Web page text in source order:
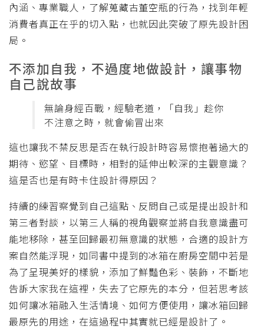
內涵、專業職人，了解蒐藏古董空瓶的行為，找到年輕
消費者真正在乎的切入點，也就因此突破了原先設計困
局。
不添加自我，不過度地做設計，讓事物
自己說故事
無論身經百戰，經驗老道，「自我」趁你
不注意之時，就會偷冒出來
這也讓我不禁反思是否在執行設計時容易懷抱著過大的
期待、慾望、目標時，相對的延伸出較深的主觀意識？
這是否也是有時卡住設計得原因？
持續的練習察覺到自己這點、反問自己或是提出設計和
第三者對談，以第三人稱的視角觀察並將自我意識盡可
能地移除，甚至回歸最初無意識的狀態，合適的設計方
案自然能浮現，如同書中提到的冰箱在廚房空間中若是
為了呈現美好的樣貌，添加了鮮豔色彩、裝飾，不斷地
告訴大家我在這裡，失去了它原先的本分，但若思考該
如何讓冰箱融入生活情境、如何方便使用，讓冰箱回歸
最原先的用途，在這過程中其實就已經是設計了。